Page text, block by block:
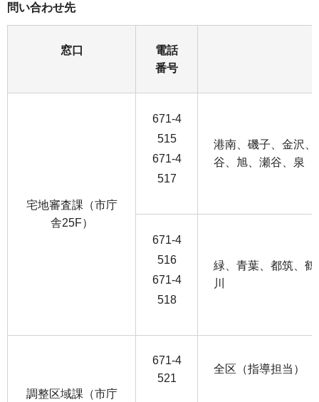
問い合わせ先
窓口
電話
番号
宅地審査課（市庁
舎25F）
671-4
515
671-4
517
港南、磯子、金沢
谷、旭、瀬谷、泉
671-4
516
671-4
518
緑、青葉、都筑、
川
調整区域課（市庁
671-4
521
全区（指導担当）